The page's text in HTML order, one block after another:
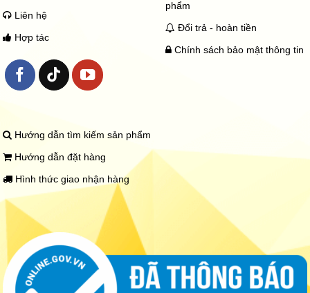
Liên hệ
Hợp tác
phẩm
Đổi trả - hoàn tiền
Chính sách bảo mật thông tin
Hướng dẫn tìm kiếm sản phẩm
Hướng dẫn đặt hàng
Hình thức giao nhận hàng